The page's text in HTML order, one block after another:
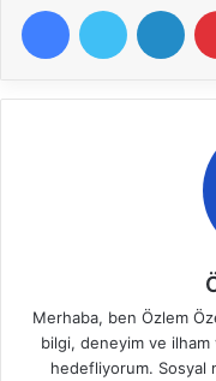
Merhaba, ben Özlem
bilgi, deneyim ve ilham
hedefliyorum. Sosyal